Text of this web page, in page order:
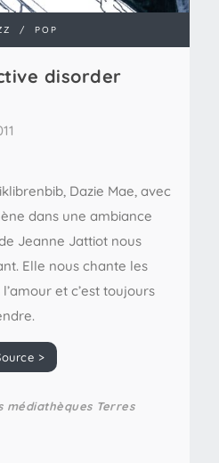
/ POP
disorder
Dazie Mae, avec
dans une ambiance
Jeanne Jattiot nous
Elle nous chante les
et c’est toujours
>
médiathèques Terres